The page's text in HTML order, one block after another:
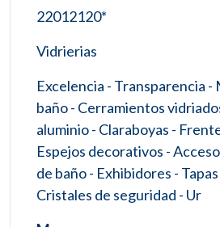
22012120*
Vidrierias
Excelencia - Transparencia -
baño - Cerramientos
aluminio - Claraboyas -
Espejos decorativos -
de baño - Exhibidores -
Cristales de seguridad - Ur